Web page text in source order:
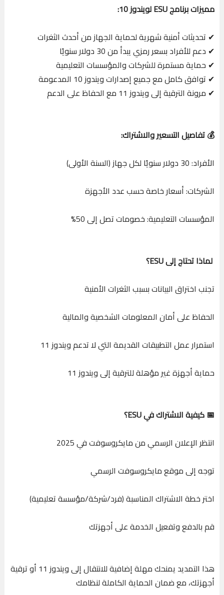
مميزات برنامج ESU لويندوز 10:
✔ تحديثات أمنية شهرية لحماية الجهاز من أحدث الثغرات
✔ دعم للأفراد بسعر رمزي يبدأ من 30 دولار سنويًا
✔ حماية مستمرة للشركات والمؤسسات التعليمية
✔ توافق كامل مع جميع إصدارات ويندوز 10 المدعومة
✔ مرونة الترقية إلى ويندوز 11 مع الحفاظ على الدعم
💰 تفاصيل التسعير والاشتراك:
الأفراد: 30 دولار سنويًا لكل جهاز (السنة الأولى)
الشركات: أسعار خاصة حسب عدد الأجهزة
المؤسسات التعليمية: خصومات تصل إلى 50%
لماذا تحتاج إلى ESU؟
تجنب اختراق البيانات بسبب الثغرات الأمنية
الحفاظ على أمان المعلومات الشخصية والمالية
استمرار عمل التطبيقات القديمة التي لا تدعم ويندوز 11
حماية أجهزة غير مؤهلة للترقية إلى ويندوز 11
📅 كيفية الاشتراك في ESU؟
انتظر الإعلان الرسمي من مايكروسوفت في 2025
توجه إلى موقع مايكروسوفت الرسمي
اختر خطة الاشتراك المناسبة (فرد/شركة/مؤسسة تعليمية)
قم بالدفع وتفعيل الخدمة على أجهزتك
هذا التمديد يمنحك مهلة إضافية للانتقال إلى ويندوز 11 أو ترقية
أجهزتك، مع ضمان الحماية الكاملة لنظامك